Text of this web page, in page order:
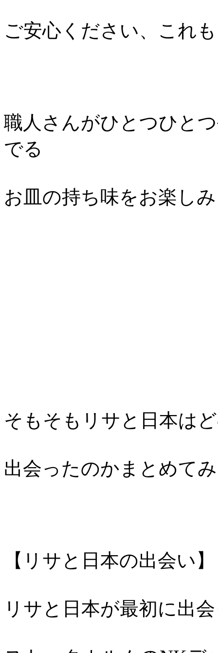
ご安心ください、これ
職人さんがひとつひと
でる
お皿の持ち味をお楽し
そもそもリサと日本は
出会ったのかまとめて
【リサと日本の出会い】
リサと日本が最初に出